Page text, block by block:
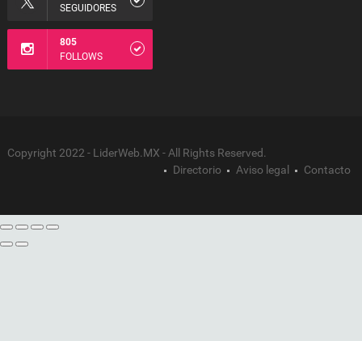
SEGUIDORES
805
FOLLOWS
Copyright 2022 - LiderWeb.MX - All Rights Reserved.
Directorio
Aviso legal Contacto